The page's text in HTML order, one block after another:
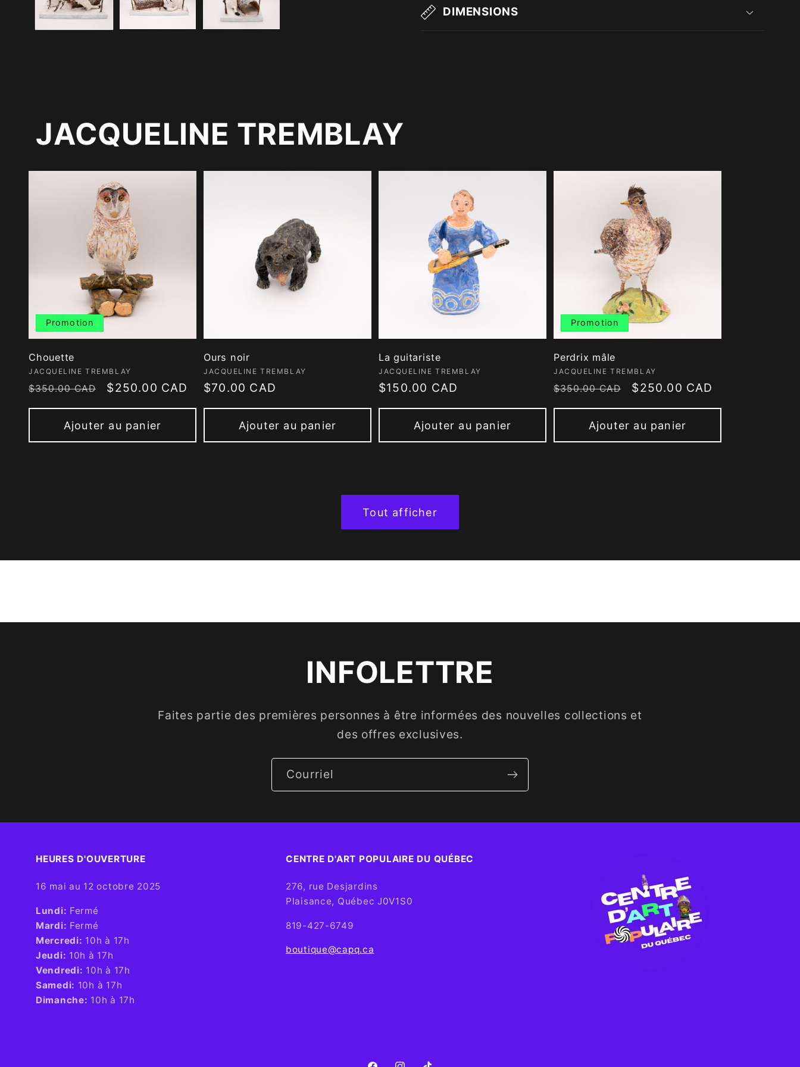
modale
DIMENSIONS
JACQUELINE TREMBLAY
Promotion
Chouette
Fournisseur :
JACQUELINE TREMBLAY
Prix
$350.00 CAD
Prix
$250.00 CAD
Ajouter au panier
Ours noir
Fournisseur :
JACQUELINE TREMBLAY
Prix
$70.00 CAD
Ajouter au panier
La guitariste
Fournisseur :
JACQUELINE TREMBLAY
Prix
$150.00 CAD
Ajouter au panier
Promotion
Perdrix mâle
Fournisseur :
JACQUELINE TREMBLAY
Prix
$350.00 CAD
Prix
$250.00 CAD
Ajouter au panier
Tout afficher
INFOLETTRE
Faites partie des premières personnes à être informées des nouvelles collections et
des offres exclusives.
Courriel
HEURES D'OUVERTURE​
16 mai au 12 octobre 2025
​Lundi: Fermé
Mardi: Fermé
Mercredi: 10h à 17h
Jeudi: 10h à 17h
Vendredi: 10h à 17h
Samedi: 10h à 17h
Dimanche: 10h à 17h
CENTRE D'ART POPULAIRE DU QUÉBEC
276, rue Desjardins
Plaisance, Québec J0V1S0
819-427-6749
boutique@capq.ca